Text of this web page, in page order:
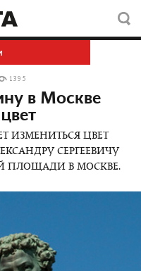
1395
в Москве
ИЗМЕНИТЬСЯ ЦВЕТ
СЕРГЕЕВИЧУ
В МОСКВЕ.